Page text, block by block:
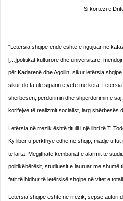
Si kortezi e
“Letërsia shqipe ende është e ngujuar në
[…]politikat kulturore dhe universitare,
për Kadarenë dhe Agollin, sikur letërsia
sikur do ta ulë siparin e vetë me këta.
shërbesën, përdorimin dhe shpërdorimin e
korifejve të realizmit socialist, larg shërbesës
Letërsia në rrezik është titulli i një libri të T.
Ky libër u përkthye edhe në shqip, madje u
të larta. Megjithatë këmbanat e alarmit të
politikëbërësit, studiuesit e lauruar me shumë
fatit të hidhur të letërsisë shqipe në vitet e
Letërsia shqipe është në rrezik, sepse autori